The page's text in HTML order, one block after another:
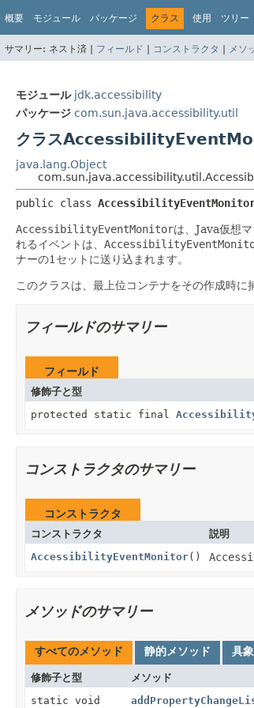
概要 モジュール パッケージ クラス 使用 ツリー
サマリー: ネスト済 | フィールド | コンストラクタ | メソ
モジュール jdk.accessibility
パッケージ com.sun.java.accessibility.util
クラス
java.lang.Object
public class
AccessibilityEventMonitorは、Java仮想
れるイベントは、
ナーの1セットに送り込まれます。
このクラスは、最上位コンテナをその作成時
フィールドのサマリー
フィールド
修飾子と型
protected static final
コンストラクタのサマリー
コンストラクタ
コンストラクタ
説明
AccessibilityEventMonitor()
メソッドのサマリー
すべてのメソッド 静的メソッド 具
修飾子と型 メソッド
static void